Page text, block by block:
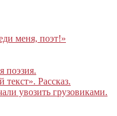
меня, поэт!»
поэзия.
Рассказ.
увозить грузовиками.